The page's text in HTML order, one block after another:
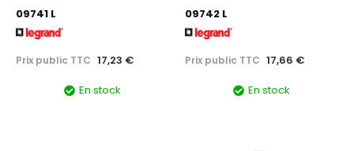
09741 L
Prix public TTC 17,23 €
En stock
09742 L
Prix public TTC 17,66 €
En stock